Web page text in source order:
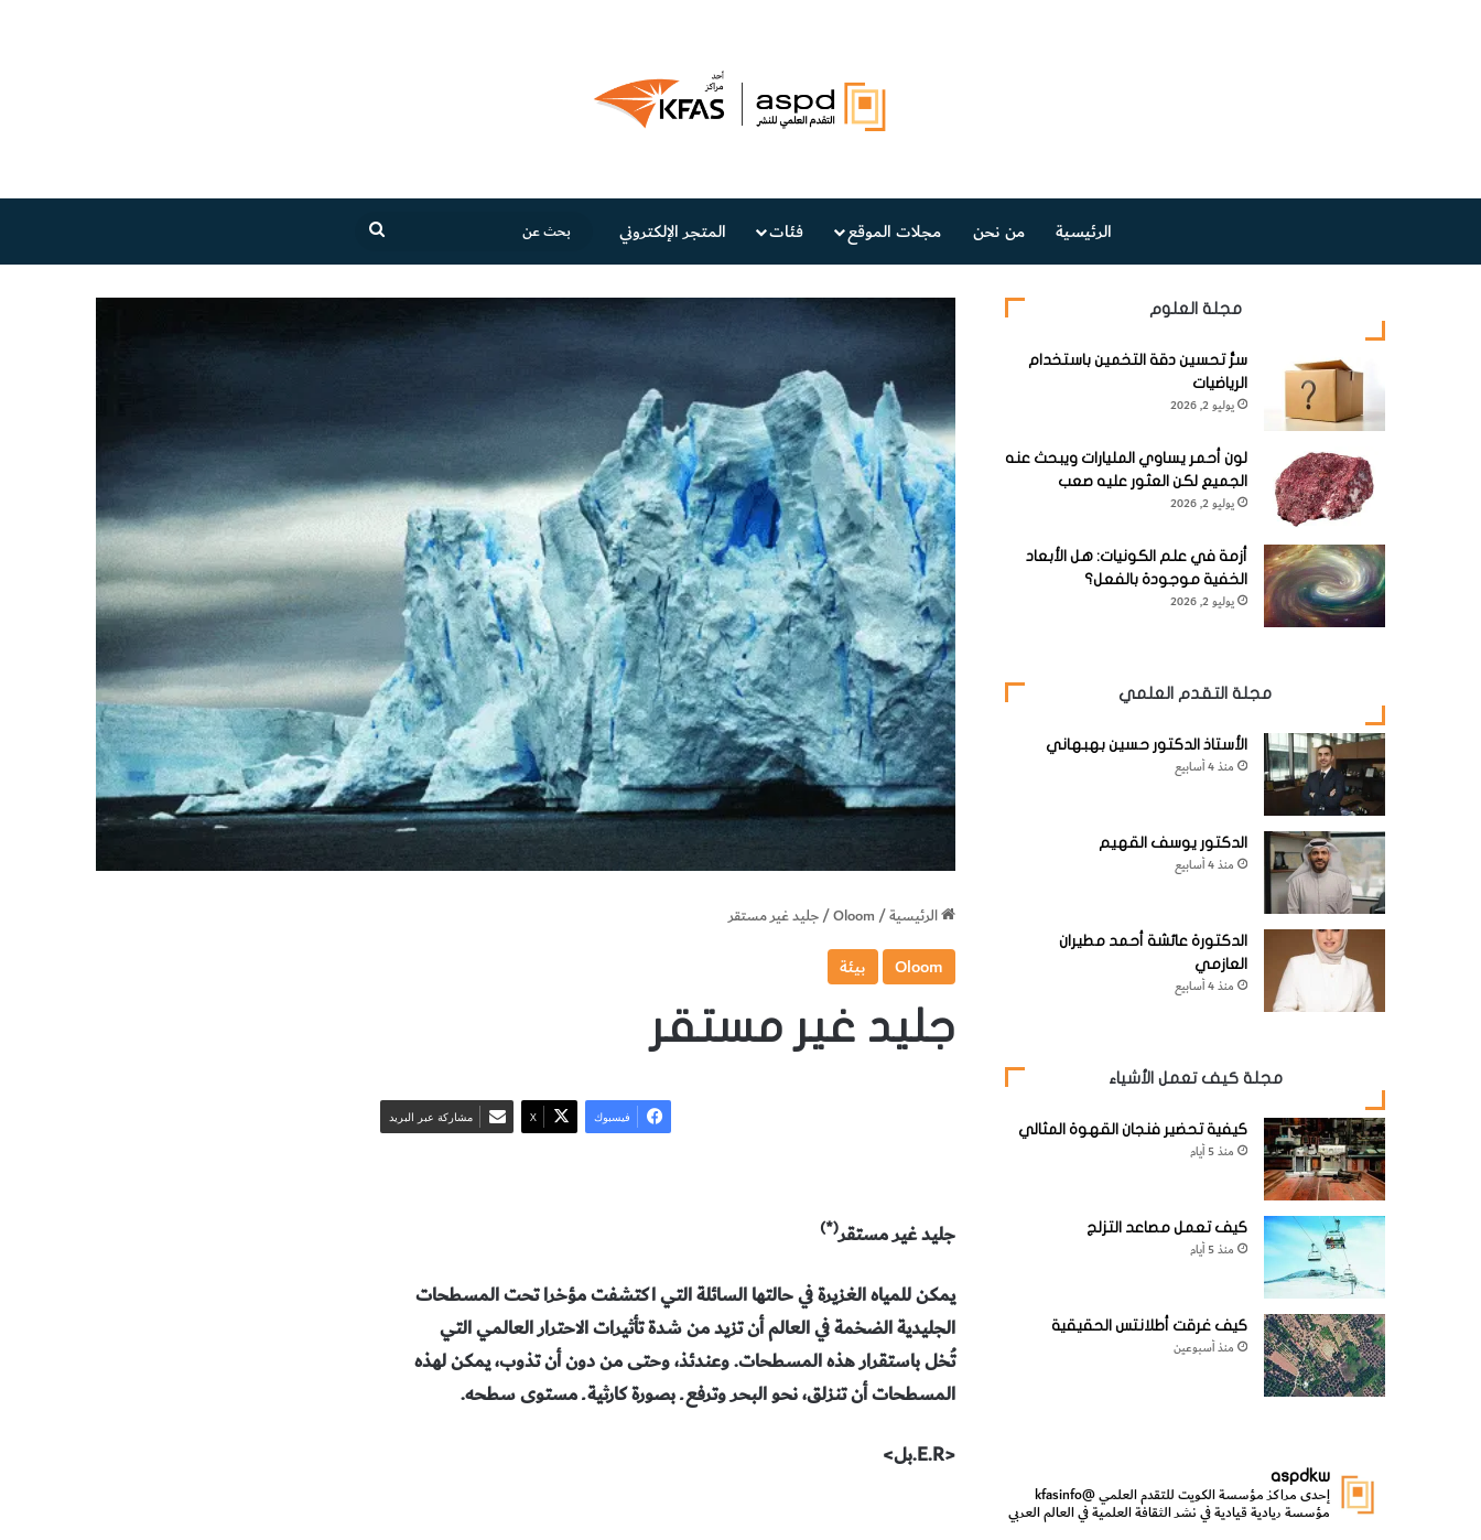
الرئيسية من نحن مجلات الموقع فئات المتجر الإلكتروني
عن
الرئيسية/
Oloom
/جليد غير مستقر
Oloom بيئة
جليد غير مستقر
فيسبوك ‫X مشاركة عبر البريد
جليد غير مستقر(*)
يمكن للمياه الغزيرة في حالتها السائلة التي اكتشفت مؤخرا تحت المسطحات
الجليدية الضخمة في العالم أن تزيد من شدة تأثيرات الاحترار العالمي التي
تُخل باستقرار هذه المسطحات. وعندئذ، وحتى من دون أن تذوب، يمكن لهذه
المسطحات أن تنزلق، نحو البحر وترفع ـ بصورة كارثية ـ مستوى سطحه.
<E.R.بل>
مجلة العلوم
سرُّ تحسين دقة التخمين باستخدام
الرياضيات
يوليو 2, 2026
لون أحمر يساوي المليارات ويبحث عنه
الجميع لكن العثور عليه صعب
يوليو 2, 2026
أزمة في علم الكونيات: هل الأبعاد
الخفية موجودة بالفعل؟
يوليو 2, 2026
مجلة التقدم العلمي
الأستاذ الدكتور حسين بهبهاني
منذ 4 أسابيع
الدكتور يوسف القهيم
منذ 4 أسابيع
الدكتورة عائشة أحمد مطيران
العازمي
منذ 4 أسابيع
مجلة كيف تعمل الأشياء
كيفية تحضير فنجان القهوة المثالي
منذ 5 أيام
كيف تعمل مصاعد التزلج
منذ 5 أيام
كيف غرقت أطلانتس الحقيقية
منذ أسبوعين
aspdkw
إحدى مراكز مؤسسة الكويت للتقدم العلمي@kfasinfo
مؤسسة ريادية قيادية في نشر الثقافة العلمية في العالم العربي